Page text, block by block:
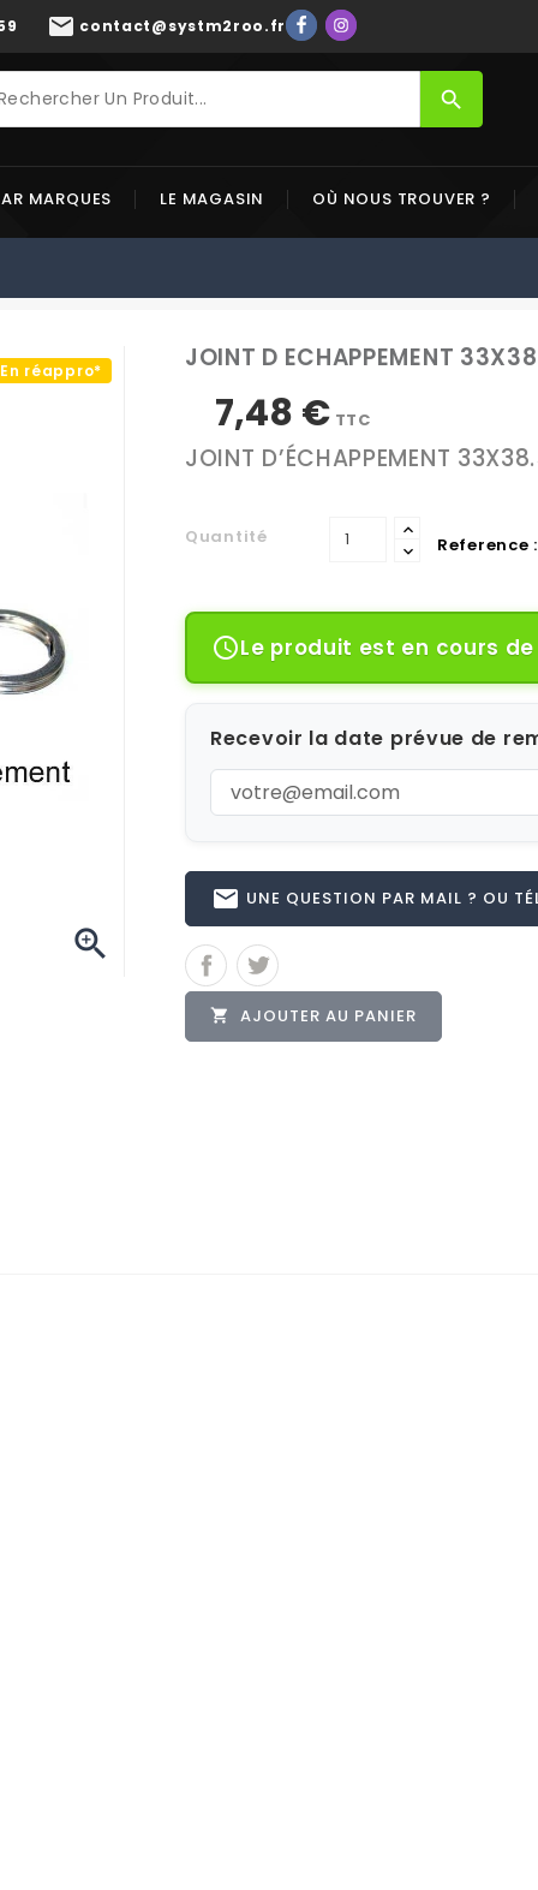
mail contact@systm2roo.fr
search
MARQUES LE MAGASIN OÙ NOUS TROUVER ?
En réappro*

JOINT D ECHAPPEMENT
7,48 € TTC
JOINT D’ÉCHAPPEMENT
Quantité Reference :
Le produit est en cours
Recevoir la date prévue de
email UNE QUESTION PAR MAIL ? OU
 AJOUTER AU PANIER